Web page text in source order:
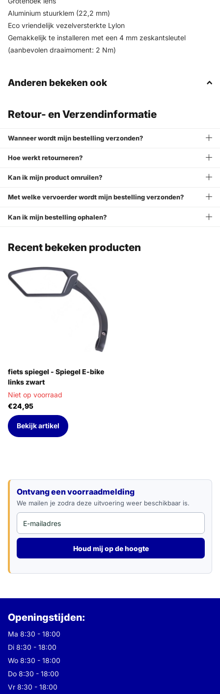
Aluminium stuurklem (22,2 mm)
Eco vriendelijk vezelversterkte Lylon
Gemakkelijk te installeren met een 4 mm zeskantsleutel
(aanbevolen draaimoment: 2 Nm)
Anderen bekeken ook
Retour- en Verzendinformatie
Wanneer wordt mijn bestelling verzonden?
Hoe werkt retourneren?
Kan ik mijn product omruilen?
Met welke vervoerder wordt mijn bestelling verzonden?
Kan ik mijn bestelling ophalen?
Recent bekeken producten
fiets spiegel - Spiegel E-bike
links zwart
Niet op voorraad
€24,95
Bekijk artikel
Ontvang een voorraadmelding
We mailen je zodra deze uitvoering weer beschikbaar is.
Houd mij op de hoogte
Openingstijden:
Ma 8:30 - 18:00
Di 8:30 - 18:00
Wo 8:30 - 18:00
Do 8:30 - 18:00
Vr 8:30 - 18:00